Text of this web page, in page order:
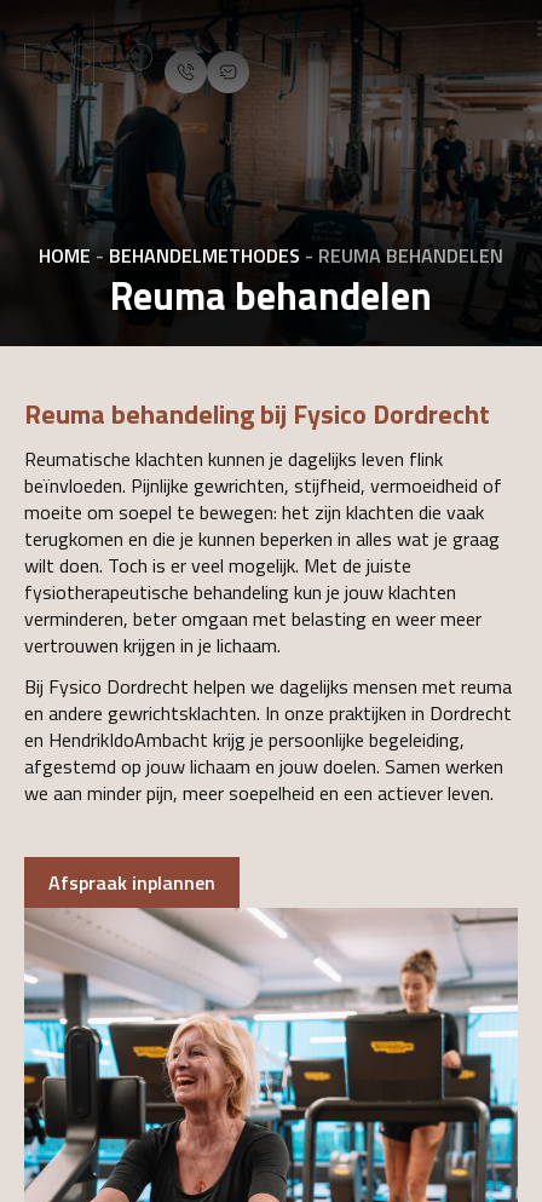
HOME -BEHANDELMETHODES - REUMA BEHANDELEN
Reuma behandelen
Reuma behandeling bij Fysico Dordrecht
Reumatische klachten kunnen je dagelijks leven flink
beïnvloeden. Pijnlijke gewrichten, stijfheid, vermoeidheid of
moeite om soepel te bewegen: het zijn klachten die vaak
terugkomen en die je kunnen beperken in alles wat je graag
wilt doen. Toch is er veel mogelijk. Met de juiste
fysiotherapeutische behandeling kun je jouw klachten
verminderen, beter omgaan met belasting en weer meer
vertrouwen krijgen in je lichaam.
Bij Fysico Dordrecht helpen we dagelijks mensen met reuma
en andere gewrichtsklachten. In onze praktijken in Dordrecht
en HendrikIdoAmbacht krijg je persoonlijke begeleiding,
afgestemd op jouw lichaam en jouw doelen. Samen werken
we aan minder pijn, meer soepelheid en een actiever leven.
Afspraak inplannen